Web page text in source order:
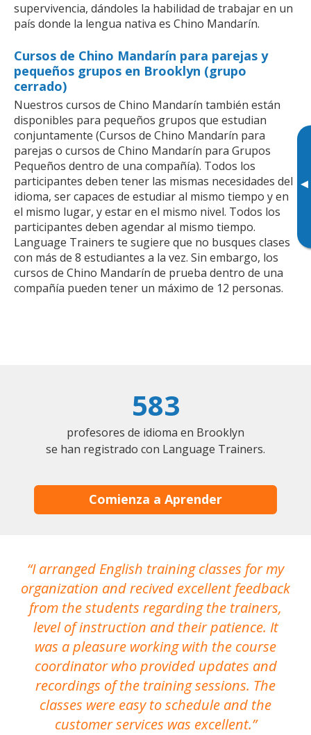
▸
supervivencia, dándoles la habilidad de trabajar en un
país donde la lengua nativa es Chino Mandarín.
Cursos de Chino Mandarín para parejas y
pequeños grupos en Brooklyn (grupo
cerrado)
Nuestros cursos de Chino Mandarín también están
disponibles para pequeños grupos que estudian
conjuntamente (Cursos de Chino Mandarín para
parejas o cursos de Chino Mandarín para Grupos
Pequeños dentro de una compañía). Todos los
participantes deben tener las mismas necesidades del
idioma, ser capaces de estudiar al mismo tiempo y en
el mismo lugar, y estar en el mismo nivel. Todos los
participantes deben agendar al mismo tiempo.
Language Trainers te sugiere que no busques clases
con más de 8 estudiantes a la vez. Sin embargo, los
cursos de Chino Mandarín de prueba dentro de una
compañía pueden tener un máximo de 12 personas.
583
profesores de idioma en Brooklyn
se han registrado con Language Trainers.
Comienza a Aprender
I arranged English training classes for my
organization and recived excellent feedback
from the students regarding the trainers,
level of instruction and their patience. It
was a pleasure working with the course
coordinator who provided updates and
recordings of the training sessions. The
classes were easy to schedule and the
customer services was excellent.